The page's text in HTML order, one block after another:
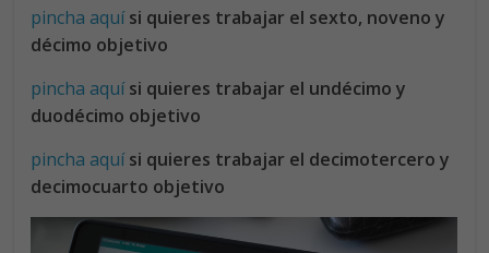
pincha aquísi quieres trabajar el sexto, noveno y
décimo objetivo
pincha aquísi quieres trabajar el undécimo y
duodécimo objetivo
pincha aquísi quieres trabajar el decimotercero y
decimocuarto objetivo